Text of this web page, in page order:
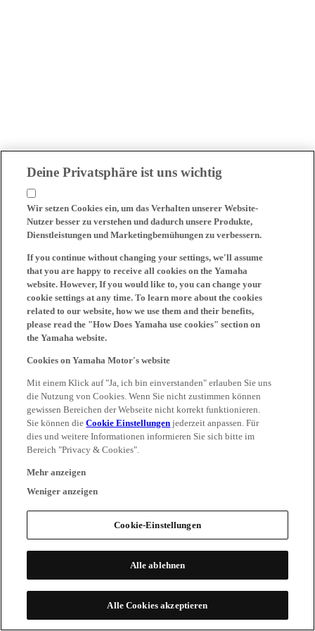
Deine Privatsphäre ist uns wichtig
Wir setzen Cookies ein, um das Verhalten unserer Website-
Nutzer besser zu verstehen und dadurch unsere Produkte,
Dienstleistungen und Marketingbemühungen zu verbessern.
If you continue without changing your settings, we'll assume
that you are happy to receive all cookies on the Yamaha
website. However, If you would like to, you can change your
cookie settings at any time. To learn more about the cookies
related to our website, how we use them and their benefits,
please read the "How Does Yamaha use cookies" section on
the Yamaha website.
Cookies on Yamaha Motor's website
Mit einem Klick auf "Ja, ich bin einverstanden" erlauben Sie uns
die Nutzung von Cookies. Wenn Sie nicht zustimmen können
gewissen Bereichen der Webseite nicht korrekt funktionieren.
Sie können dieCookie Einstellungen jederzeit anpassen. Für
dies und weitere Informationen informieren Sie sich bitte im
Bereich "Privacy & Cookies".
Mehr anzeigen
Weniger anzeigen
Cookie-Einstellungen
Alle ablehnen
Alle Cookies akzeptieren